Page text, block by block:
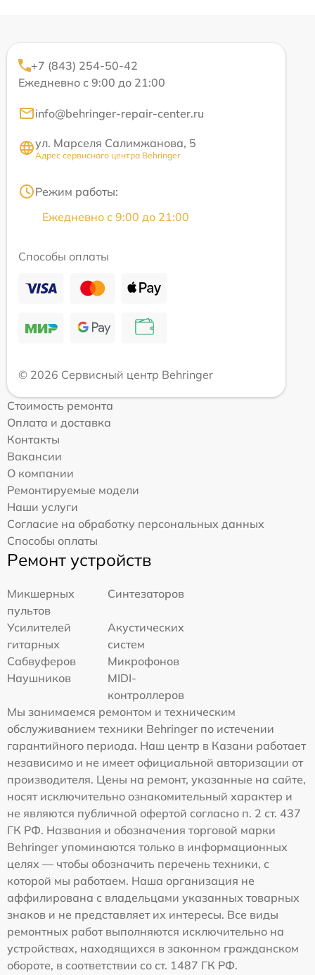
+7 (843) 254-50-42
Ежедневно с 9:00 до 21:00
info@behringer-repair-center.ru
ул. Марселя Салимжанова, 5
Адрес сервисного центра Behringer
Режим работы:
Ежедневно с 9:00 до 21:00
Способы оплаты
© 2026 Сервисный центр Behringer
Стоимость ремонта
Оплата и доставка
Контакты
Вакансии
О компании
Ремонтируемые модели
Наши услуги
Согласие на обработку персональных данных
Способы оплаты
Ремонт устройств
Микшерных
пультов
Синтезаторов
Усилителей
гитарных
Акустических
систем
Сабвуферов
Микрофонов
Наушников
MIDI-
контроллеров
Мы занимаемся ремонтом и техническим
обслуживанием техники Behringer по истечении
гарантийного периода. Наш центр в Казани работает
независимо и не имеет официальной авторизации от
производителя. Цены на ремонт, указанные на сайте,
носят исключительно ознакомительный характер и
не являются публичной офертой согласно п. 2 ст. 437
ГК РФ. Названия и обозначения торговой марки
Behringer упоминаются только в информационных
целях — чтобы обозначить перечень техники, с
которой мы работаем. Наша организация не
аффилирована с владельцами указанных товарных
знаков и не представляет их интересы. Все виды
ремонтных работ выполняются исключительно на
устройствах, находящихся в законном гражданском
обороте, в соответствии со ст. 1487 ГК РФ.